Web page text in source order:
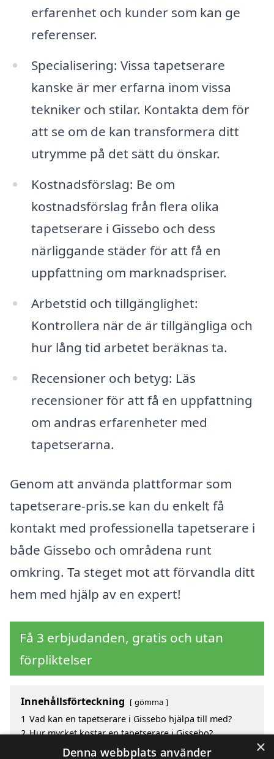
erfarenhet och kunder som kan ge
referenser.
Specialisering: Vissa tapetserare
kanske är mer erfarna inom vissa
tekniker och stilar. Kontakta dem för
att se om de kan transformera ditt
utrymme på det sätt du önskar.
Kostnadsförslag: Be om
kostnadsförslag från flera olika
tapetserare i Gissebo och dess
närliggande städer för att få en
uppfattning om marknadspriser.
Arbetstid och tillgänglighet:
Kontrollera när de är tillgängliga och
hur lång tid arbetet beräknas ta.
Recensioner och betyg: Läs
recensioner för att få en uppfattning
om andras erfarenheter med
tapetserarna.
Genom att använda plattformar som
tapetserare-pris.se kan du enkelt få
kontakt med professionella tapetserare i
både Gissebo och områdena runt
omkring. Ta steget mot att förvandla ditt
hem med hjälp av en expert!
Få 3 erbjudanden, gratis och utan
förpliktelser
Innehållsförteckning gömma
1 Vad kan en tapetserare i Gissebo hjälpa till med?
2 Hur mycket kostar en tapetserare i Gissebo?
Fördelar med att välja tapetserare i Gissebo
×
Denna webbplats använder